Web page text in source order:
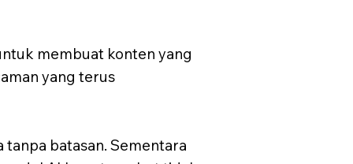
membuat konten yang
yang terus
batasan. Sementara